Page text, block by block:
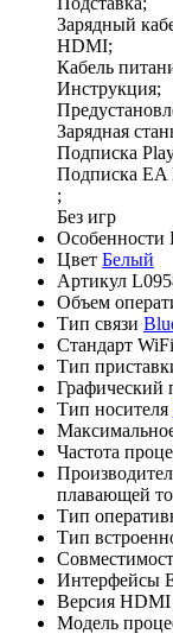
Зарядный
HDMI;
Кабель
Инструкция;
Зарядная
Подписка
Подписка EA
;
Без игр
Особенности
Цвет Белый
Артикул
Объем
Тип связи
Стандарт WiFi
Тип
Графический
Тип носителя
Частота
плавающей
Тип
Тип
Интерфейсы
Версия HDMI
Модель